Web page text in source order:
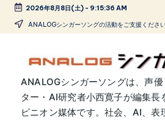
Skip
2026年8月8日(土)- 9:15:36 AM
ANALOGシンガーソングの活動をご支援ください
A
N
ANALOGシンガーソングは、声
ター・AI研究者小西寛子が編集長
ピニオン媒体です。社会、AI、表